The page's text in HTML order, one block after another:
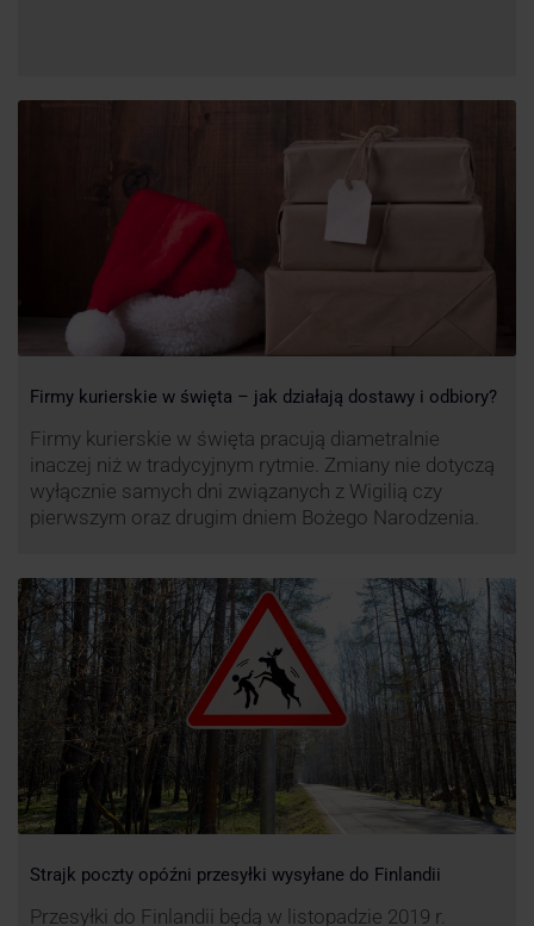
Firmy kurierskie w święta – jak działają dostawy i odbiory?
Firmy kurierskie w święta pracują diametralnie
inaczej niż w tradycyjnym rytmie. Zmiany nie dotyczą
wyłącznie samych dni związanych z Wigilią czy
pierwszym oraz drugim dniem Bożego Narodzenia.
Strajk poczty opóźni przesyłki wysyłane do Finlandii
Przesyłki do Finlandii będą w listopadzie 2019 r.